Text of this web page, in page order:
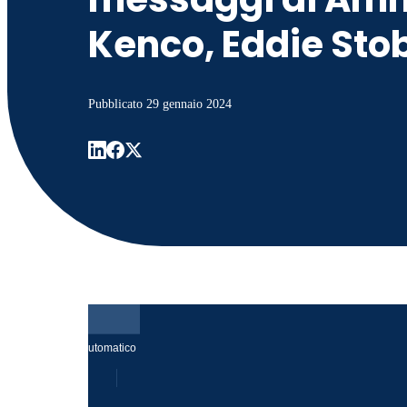
Kenco, Eddie
Pubblicato 29 gennaio 2024